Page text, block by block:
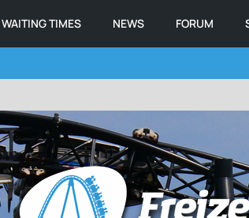
WAITING TIMES NEWS FORUM